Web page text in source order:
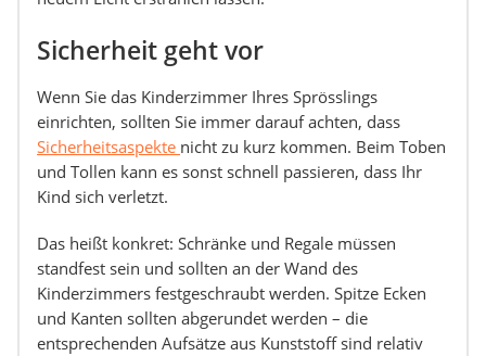
Sicherheit geht vor
Wenn Sie das Kinderzimmer Ihres Sprösslings
einrichten, sollten Sie immer darauf achten, dass
Sicherheitsaspekte nicht zu kurz kommen. Beim Toben
und Tollen kann es sonst schnell passieren, dass Ihr
Kind sich verletzt.
Das heißt konkret: Schränke und Regale müssen
standfest sein und sollten an der Wand des
Kinderzimmers festgeschraubt werden. Spitze Ecken
und Kanten sollten abgerundet werden – die
entsprechenden Aufsätze aus Kunststoff sind relativ